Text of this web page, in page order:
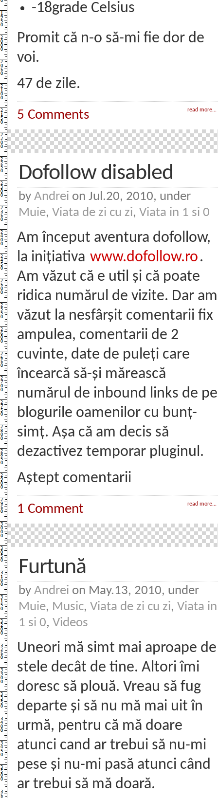
-18grade Celsius
Promit că n-o să-mi fie dor de
voi.
47 de zile.
read more...
5 Comments
Dofollow disabled
by Andrei on Jul.20, 2010, under
Muie, Viata de zi cu zi, Viata in 1 si 0
Am început aventura dofollow,
la inițiativa www.dofollow.ro.
Am văzut că e util și că poate
ridica numărul de vizite. Dar am
văzut la nesfârșit comentarii fix
ampulea, comentarii de 2
cuvinte, date de puleți care
încearcă să-și mărească
numărul de inbound links de pe
blogurile oamenilor cu bunț-
simț. Așa că am decis să
dezactivez temporar pluginul.
Aștept comentarii
read more...
1 Comment
Furtună
by Andrei on May.13, 2010, under
Muie, Music, Viata de zi cu zi, Viata in
1 si 0, Videos
Uneori mă simt mai aproape de
stele decât de tine. Altori îmi
doresc să plouă. Vreau să fug
departe și să nu mă mai uit în
urmă, pentru că mă doare
atunci cand ar trebui să nu-mi
pese și nu-mi pasă atunci când
ar trebui să mă doară.